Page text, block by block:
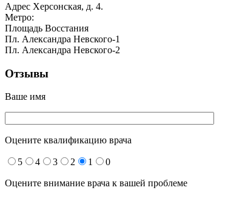
Адрес Херсонская, д. 4.
Метро:
Площадь Восстания
Пл. Александра Невского-1
Пл. Александра Невского-2
Отзывы
Ваше имя
Оцените квалификацию врача
5 4 3 2 1 0
Оцените внимание врача к вашей проблеме